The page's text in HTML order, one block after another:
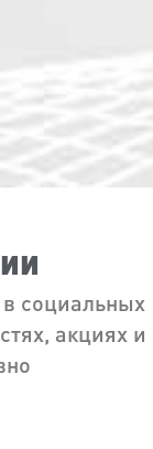
социальных
акциях и